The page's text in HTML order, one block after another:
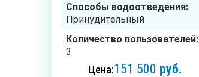
Способы водоотведения:
Принудительный
Количество пользователей:
3
Цена:151 500 руб.